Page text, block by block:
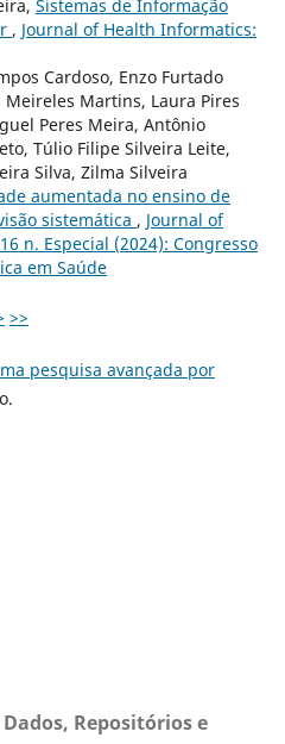
Sistemas de Informação
, Journal of Health Informatics:
Cardoso, Enzo Furtado
Martins, Laura Pires
Peres Meira, Antônio
Túlio Filipe Silveira Leite,
Silva, Zilma Silveira
aumentada no ensino de
sistemática , Journal of
n. Especial (2024): Congresso
em Saúde
>>
pesquisa avançada por
Repositórios e